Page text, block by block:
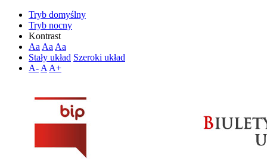
Tryb domyślny
Tryb nocny
Kontrast
Aa Aa Aa
Stały układ Szeroki układ
A- A A+